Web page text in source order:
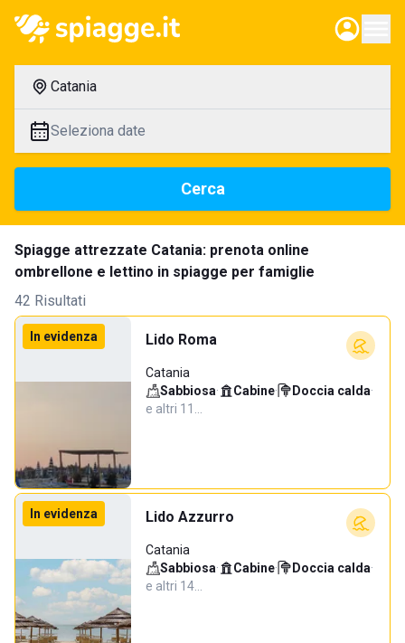
Catania
Seleziona date
Cerca
Spiagge attrezzate Catania: prenota online
ombrellone e lettino in spiagge per famiglie
42 Risultati
In evidenza Lido Roma
Catania
Sabbiosa· Cabine· Doccia calda·
e altri 11…
In evidenza Lido Azzurro
Catania
Sabbiosa· Cabine· Doccia calda·
e altri 14…